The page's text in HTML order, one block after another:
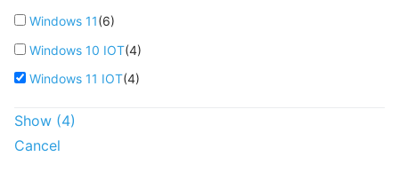
Windows 11(6)
Windows 10 IOT(4)
Windows 11 IOT(4)
Show (4)
Cancel